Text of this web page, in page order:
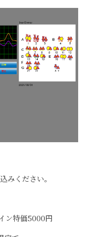
みください。
ン特価5000円